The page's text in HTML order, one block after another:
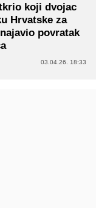
koji dvojac
Hrvatske za
povratak
03.04.26. 18:33